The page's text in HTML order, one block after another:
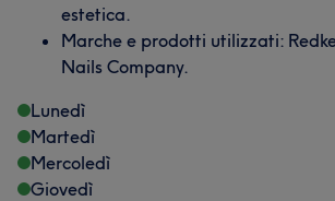
estetica.
Marche e prodotti utilizzati:
Nails Company.
Lunedì
Martedì
Mercoledì
Giovedì